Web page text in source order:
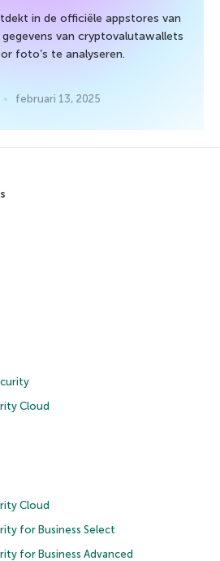
in de officiële appstores van
van cryptovalutawallets
foto’s te analyseren.
februari 13, 2025
Cloud
Cloud
for Business Select
for Business Advanced